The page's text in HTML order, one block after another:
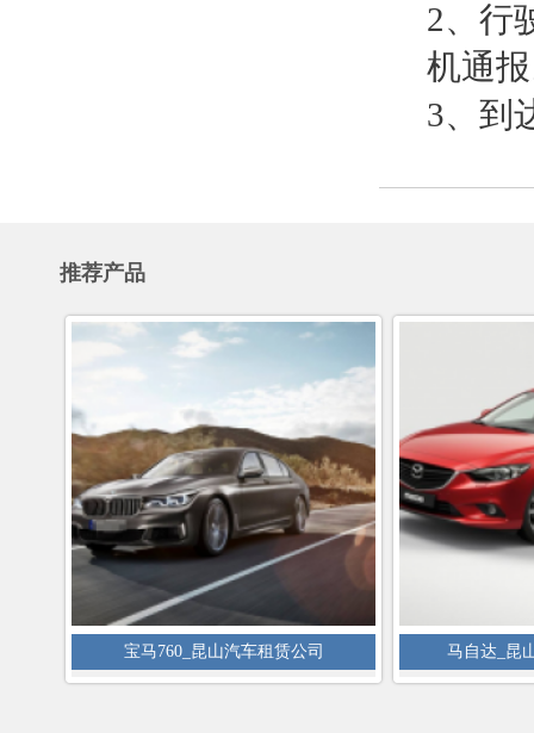
2、行
机通
3、到
推荐产品
宝马760_昆山汽车租赁公司 马自达_昆